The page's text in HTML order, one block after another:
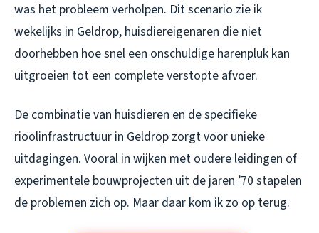
was het probleem verholpen. Dit scenario zie ik
wekelijks in Geldrop, huisdiereigenaren die niet
doorhebben hoe snel een onschuldige harenpluk kan
uitgroeien tot een complete verstopte afvoer.
De combinatie van huisdieren en de specifieke
rioolinfrastructuur in Geldrop zorgt voor unieke
uitdagingen. Vooral in wijken met oudere leidingen of
experimentele bouwprojecten uit de jaren ’70 stapelen
de problemen zich op. Maar daar kom ik zo op terug.